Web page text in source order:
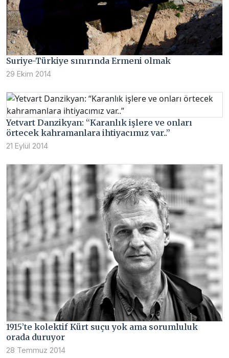
Suriye-Türkiye sınırında Ermeni olmak
29 Ekim 2014
Yetvart Danzikyan: “Karanlık işlere ve onları
örtecek kahramanlara ihtiyacımız var..”
21 Eylül 2014
1915’te kolektif Kürt suçu yok ama sorumluluk
orada duruyor
28 Temmuz 2014